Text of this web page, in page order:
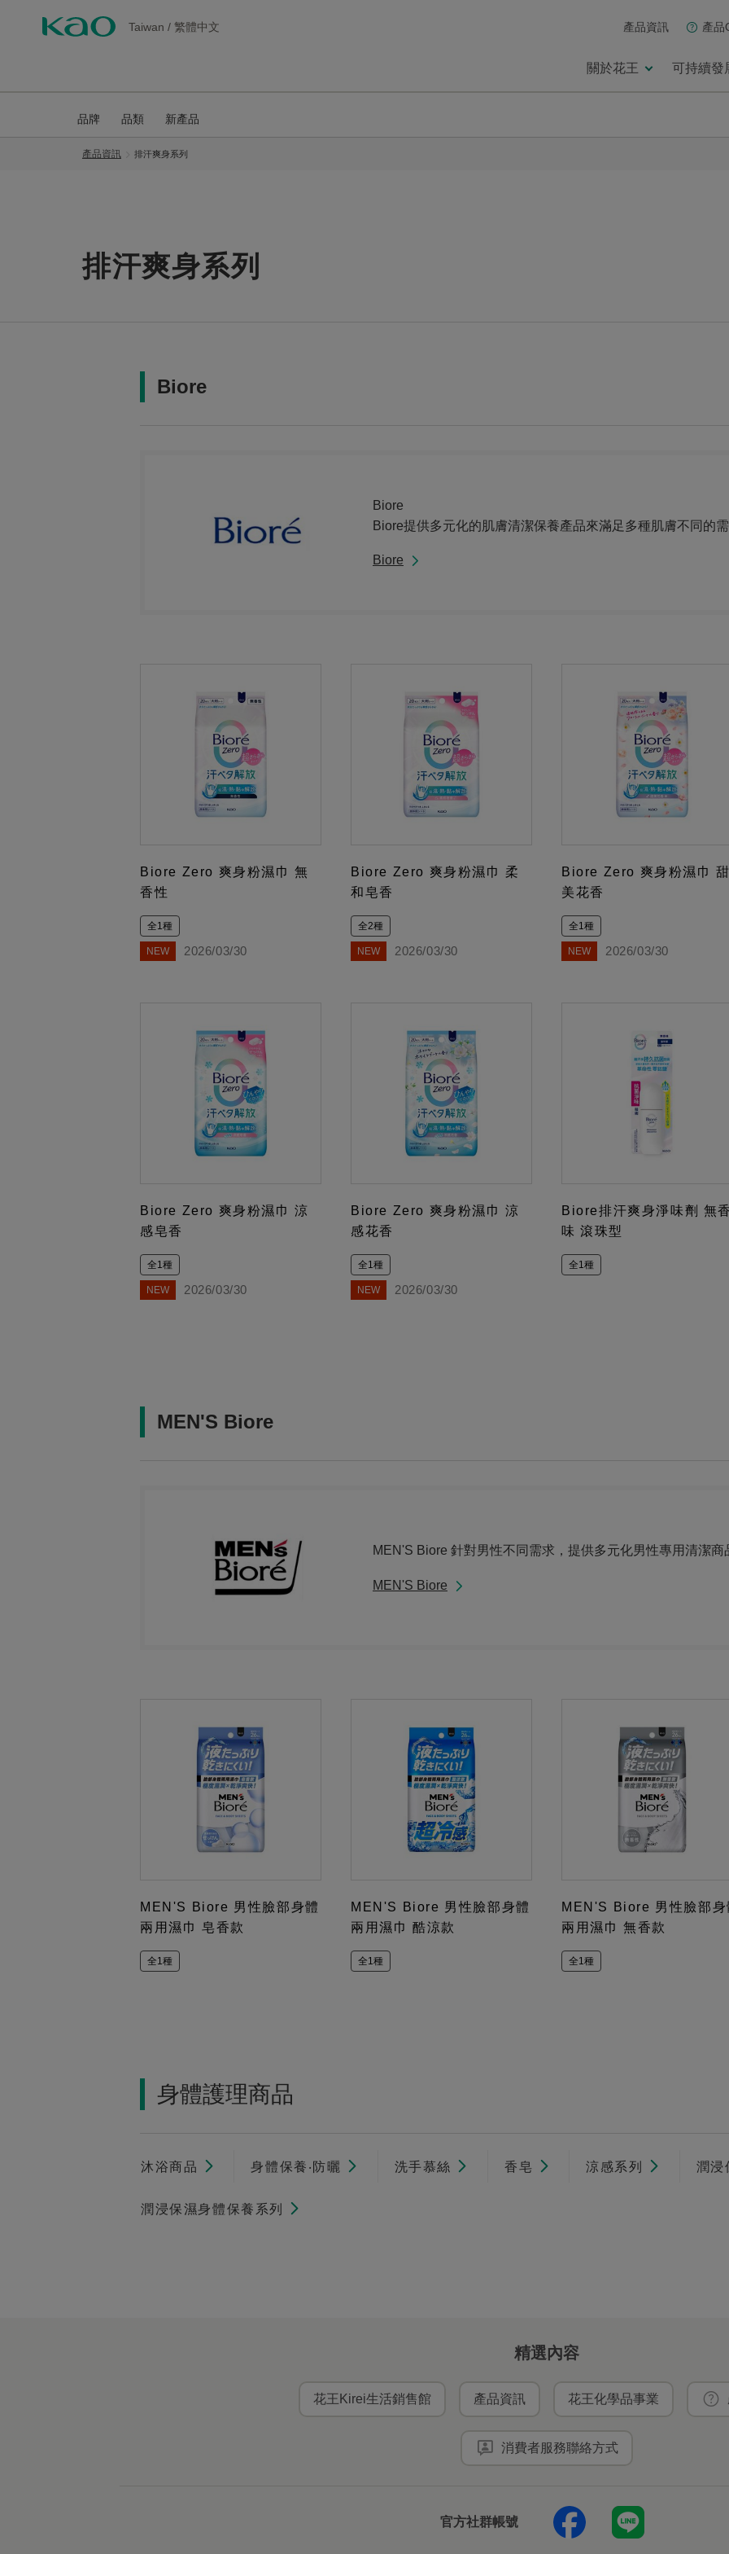
Taiwan / 繁體中文 產品資訊 產品
關於花王 可持續發
品牌 品類 新產品
產品資訊 排汗爽身系列
排汗爽身系列
Biore
Biore
Biore提供多元化的肌膚清潔保養產品來滿足多種肌膚不同的
Biore
Biore Zero 爽身粉濕巾 無
香性
全1種
NEW 2026/03/30
Biore Zero 爽身粉濕巾 柔
和皂香
全2種
NEW 2026/03/30
Biore Zero 爽身粉濕巾
美花香
全1種
NEW 2026/03/30
Biore Zero 爽身粉濕巾 涼
感皂香
全1種
NEW 2026/03/30
Biore Zero 爽身粉濕巾 涼
感花香
全1種
NEW 2026/03/30
Biore排汗爽身淨味劑 無
味 滾珠型
全1種
MEN'S Biore
MEN'S Biore 針對男性不同需求，提供多元化男性專用清潔商
MEN'S Biore
MEN'S Biore 男性臉部身體
兩用濕巾 皂香款
全1種
MEN'S Biore 男性臉部身體
兩用濕巾 酷涼款
全1種
MEN'S Biore 男性臉部身
兩用濕巾 無香款
全1種
身體護理商品
沐浴商品 身體保養‧防曬 洗手慕絲 香皂 涼感系列 潤浸
潤浸保濕身體保養系列
精選內容
花王Kirei生活銷售館 產品資訊 花王化學品事業
消費者服務聯絡方式
官方社群帳號